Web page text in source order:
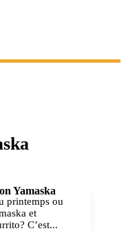
Yamaska
printemps ou
et
C’est...